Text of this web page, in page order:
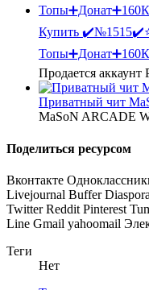
Купить
Продается
Приватный чит
MaSoN ARCADE
Поделиться ресурсом
Вконтакте
Livejournal Buffer Diaspora
Twitter Reddit Pinterest
Line Gmail yahoomail
Теги
Нет